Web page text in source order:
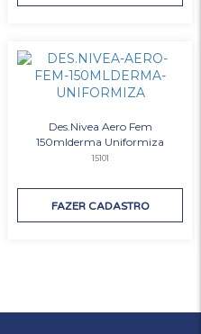
Des.Nivea Aero Fem
150mlderma Uniformiza
15101
FAZER CADASTRO